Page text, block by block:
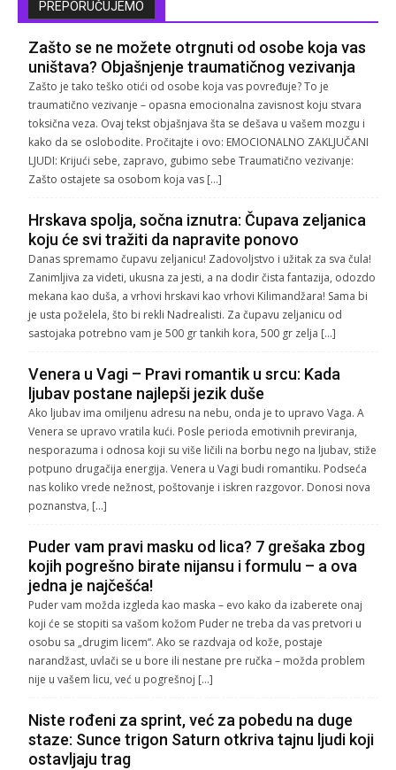
PREPORUČUJEMO
Zašto se ne možete otrgnuti od osobe koja vas
uništava? Objašnjenje traumatičnog vezivanja
Zašto je tako teško otići od osobe koja vas povređuje? To je
traumatično vezivanje – opasna emocionalna zavisnost koju stvara
toksična veza. Ovaj tekst objašnjava šta se dešava u vašem mozgu i
kako da se oslobodite. Pročitajte i ovo: EMOCIONALNO ZAKLJUČANI
LJUDI: Krijući sebe, zapravo, gubimo sebe Traumatično vezivanje:
Zašto ostajete sa osobom koja vas […]
Hrskava spolja, sočna iznutra: Čupava zeljanica
koju će svi tražiti da napravite ponovo
Danas spremamo čupavu zeljanicu! Zadovoljstvo i užitak za sva čula!
Zanimljiva za videti, ukusna za jesti, a na dodir čista fantazija, odozdo
mekana kao duša, a vrhovi hrskavi kao vrhovi Kilimandžara! Sama bi
je usta poželela, što bi rekli Nadrealisti. Za čupavu zeljanicu od
sastojaka potrebno vam je 500 gr tankih kora, 500 gr zelja […]
Venera u Vagi – Pravi romantik u srcu: Kada
ljubav postane najlepši jezik duše
Ako ljubav ima omiljenu adresu na nebu, onda je to upravo Vaga. A
Venera se upravo vratila kući. Posle perioda emotivnih previranja,
nesporazuma i odnosa koji su više ličili na borbu nego na ljubav, stiže
potpuno drugačija energija. Venera u Vagi budi romantiku. Podseća
nas koliko vrede nežnost, poštovanje i iskren razgovor. Donosi nova
poznanstva, […]
Puder vam pravi masku od lica? 7 grešaka zbog
kojih pogrešno birate nijansu i formulu – a ova
jedna je najčešća!
Puder vam možda izgleda kao maska – evo kako da izaberete onaj
koji će se stopiti sa vašom kožom Puder ne treba da vas pretvori u
osobu sa „drugim licem“. Ako se razdvaja od kože, postaje
narandžast, uvlači se u bore ili nestane pre ručka – možda problem
nije u vašem licu, već u pogrešnoj […]
Niste rođeni za sprint, već za pobedu na duge
staze: Sunce trigon Saturn otkriva tajnu ljudi koji
ostavljaju trag